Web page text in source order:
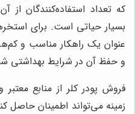
که تعداد استفاده‌کنندگان از
بسیار حیاتی است. برای
عنوان یک راهکار مناسب و
و حفظ آن در شرایط بهداشتی
فروش پودر کلر از منابع معتبر
زمینه می‌تواند اطمینان حاصل